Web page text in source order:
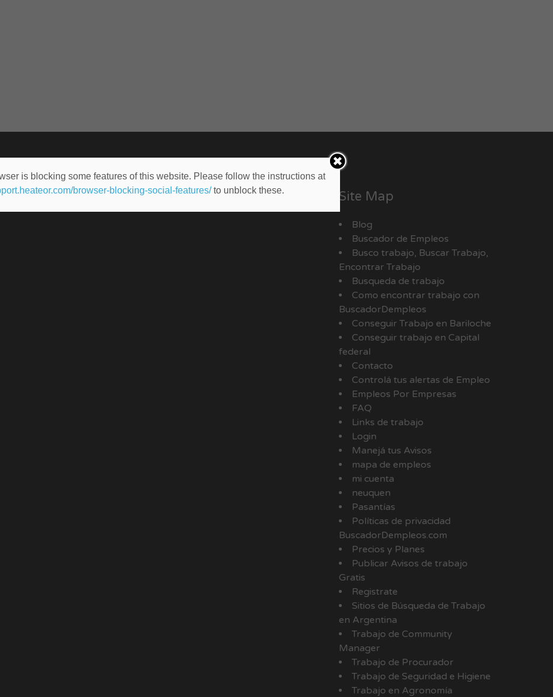
Site Map
Blog
Buscador de Empleos
Busco trabajo, Buscar Trabajo,
Encontrar Trabajo
Busqueda de trabajo
Como encontrar trabajo con
BuscadorDempleos
Conseguir Trabajo en Bariloche
Conseguir trabajo en Capital
federal
Contacto
Controlá tus alertas de Empleo
Empleos Por Empresas
FAQ
Links de trabajo
Login
Manejá tus Avisos
mapa de empleos
mi cuenta
neuquen
Pasantías
Políticas de privacidad
BuscadorDempleos.com
Precios y Planes
Publicar Avisos de trabajo
Gratis
Registrate
Sitios de Búsqueda de Trabajo
en Argentina
Trabajo de Community
Manager
Trabajo de Procurador
Trabajo de Seguridad e Higiene
Trabajo en Agronomía
is blocking some features of this website. Please follow the instructions at
browser-blocking-social-features/to unblock these.